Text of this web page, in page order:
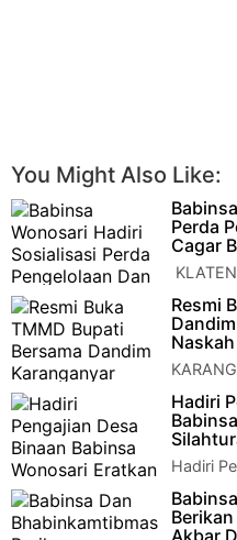
You Might Also Like:
Perda
Cagar
kebendaan berupa benda,
Resmi
Membangun Desa)
Girilayu,…
Hadiri
Hadiri
Serka Joko Sri Murningsih
Akbar